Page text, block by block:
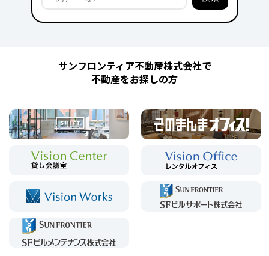
サンフロンティア不動産株式会社で
不動産をお探しの方